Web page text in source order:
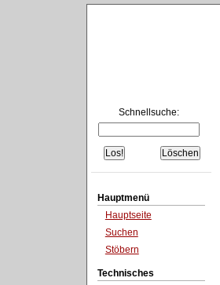
Schnellsuche:
Hauptmenü
Hauptseite
Suchen
Stöbern
Technisches